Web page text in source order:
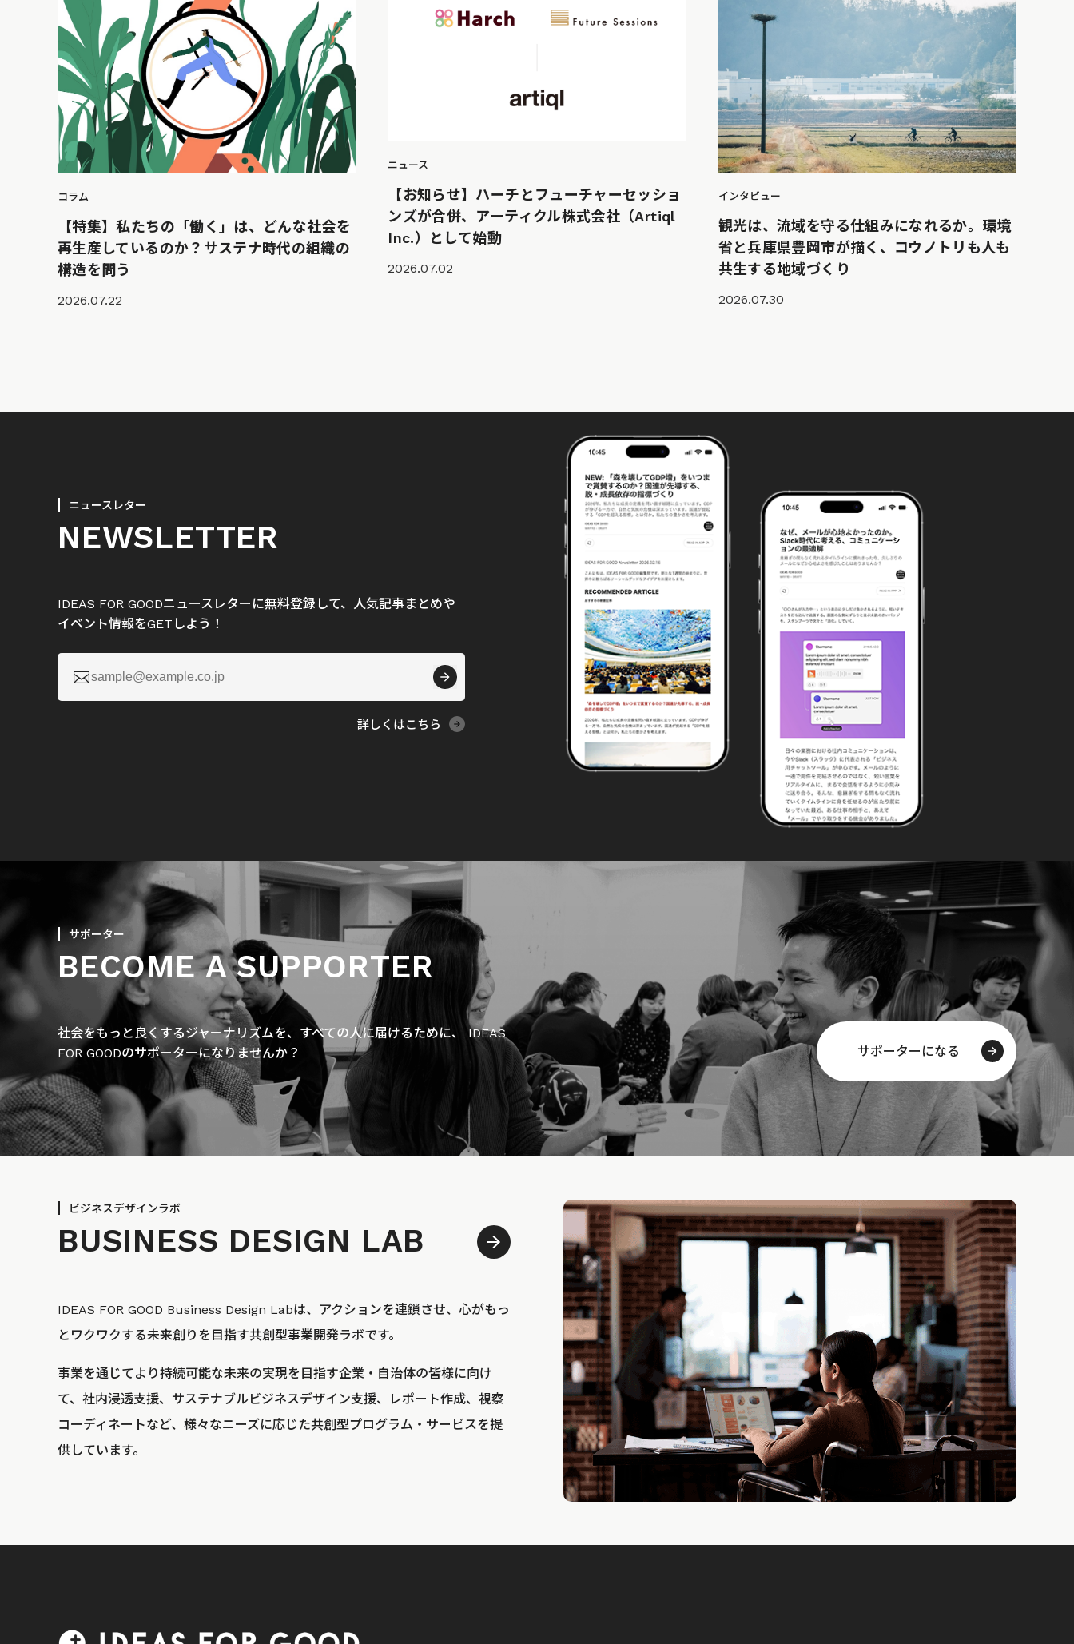
コラム
【特集】私たちの「働く」は、どんな社会を
再生産しているのか？サステナ時代の組織の
構造を問う
2026.07.22
ニュース
【お知らせ】ハーチとフューチャーセッショ
ンズが合併、アーティクル株式会社（Artiql
Inc.）として始動
2026.07.02
インタビュー
観光は、流域を守る仕組みになれるか。環境
省と兵庫県豊岡市が描く、コウノトリも人も
共生する地域づくり
2026.07.30
ニュースレター
NEWSLETTER
IDEAS FOR GOODニュースレターに無料登録して、人気記事まとめや
イベント情報をGETしよう！

詳しくはこちら
サポーター
BECOME A SUPPORTER
社会をもっと良くするジャーナリズムを、すべての人に届けるために、 IDEAS
FOR GOODのサポーターになりませんか？
サポーターになる
ビジネスデザインラボ
BUSINESS DESIGN LAB
IDEAS FOR GOOD Business Design Labは、アクションを連鎖させ、心がもっ
とワクワクする未来創りを目指す共創型事業開発ラボです。
事業を通じてより持続可能な未来の実現を目指す企業・自治体の皆様に向け
て、社内浸透支援、サステナブルビジネスデザイン支援、レポート作成、視察
コーディネートなど、様々なニーズに応じた共創型プログラム・サービスを提
供しています。